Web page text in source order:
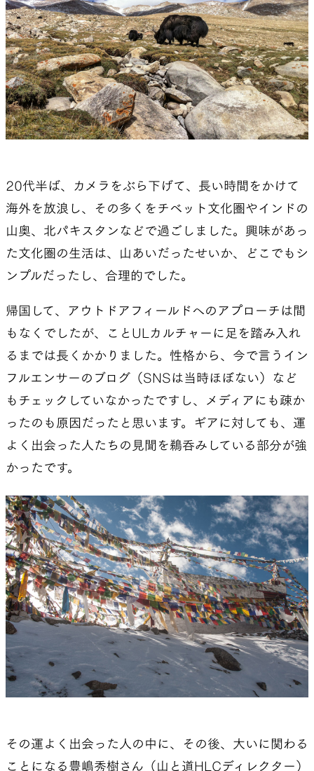
20代半ば、カメラをぶら下げて、長い時間をかけて
海外を放浪し、その多くをチベット文化圏やインドの
山奥、北パキスタンなどで過ごしました。興味があっ
た文化圏の生活は、山あいだったせいか、どこでもシ
ンプルだったし、合理的でした。
帰国して、アウトドアフィールドへのアプローチは間
もなくでしたが、ことULカルチャーに足を踏み入れ
るまでは長くかかりました。性格から、今で言うイン
フルエンサーのブログ（SNSは当時ほぼない）など
もチェックしていなかったですし、メディアにも疎か
ったのも原因だったと思います。ギアに対しても、運
よく出会った人たちの見聞を鵜呑みしている部分が強
かったです。
その運よく出会った人の中に、その後、大いに関わる
ことになる豊嶋秀樹さん（山と道HLCディレクター）